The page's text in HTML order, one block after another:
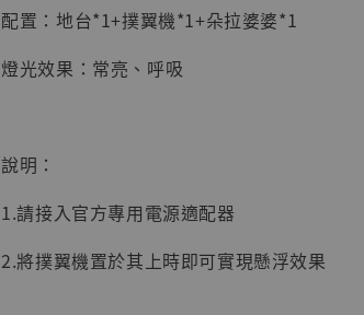
Studio]
NT$ 1,500
NT$ 1,870
加購優惠【讓子彈飛 鵝城縣長 張麻子 [BK01]】
配置：地台*1+撲翼機*1+朵拉婆婆*1
燈光效果：常亮、呼吸
說明：
1.請接入官方專用電源適配器
2.將撲翼機置於其上時即可實現懸浮效果